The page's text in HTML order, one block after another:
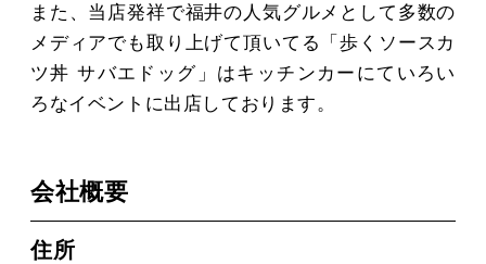
また、当店発祥で福井の人気グルメとして多数の
メディアでも取り上げて頂いてる「歩くソースカ
ツ丼 サバエドッグ」はキッチンカーにていろい
ろなイベントに出店しております。
会社概要
住所